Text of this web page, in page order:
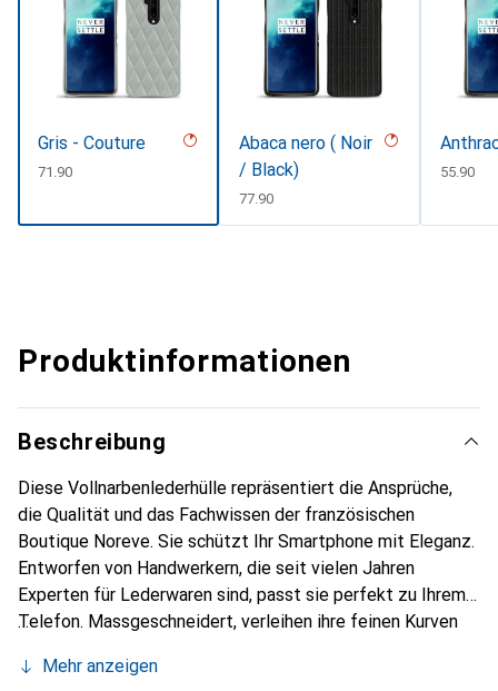
Gris - Couture
CHF
71.90
Abaca nero ( Noir
/ Black)
CHF
77.90
CHF
55.90
Produktinformationen
Beschreibung
Diese Vollnarbenlederhülle repräsentiert die Ansprüche,
die Qualität und das Fachwissen der französischen
Boutique Noreve. Sie schützt Ihr Smartphone mit Eleganz.
Entworfen von Handwerkern, die seit vielen Jahren
Experten für Lederwaren sind, passt sie perfekt zu Ihrem
Telefon. Massgeschneidert, verleihen ihre feinen Kurven
unverzichtbaren Accessoire für Ihr Smartphone.
Mehr anzeigen